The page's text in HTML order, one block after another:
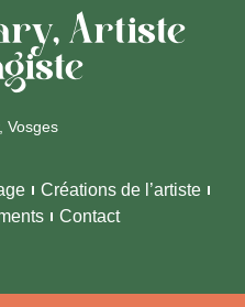
Artiste
Vosges
Créations de l’artiste
Contact